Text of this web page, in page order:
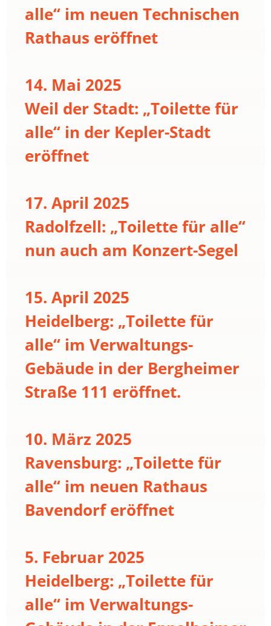
alle“ im neuen Technischen
Rathaus eröffnet
14. Mai 2025
Weil der Stadt: „Toilette für
alle“ in der Kepler-Stadt
eröffnet
17. April 2025
Radolfzell: „Toilette für alle“
nun auch am Konzert-Segel
15. April 2025
Heidelberg: „Toilette für
alle“ im Verwaltungs-
Gebäude in der Bergheimer
Straße 111 eröffnet.
10. März 2025
Ravensburg: „Toilette für
alle“ im neuen Rathaus
Bavendorf eröffnet
5. Februar 2025
Heidelberg: „Toilette für
alle“ im Verwaltungs-